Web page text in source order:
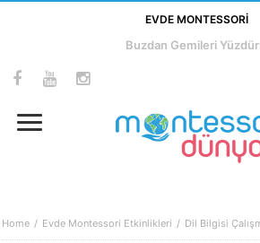
EVDE MONTESSORI
Buzdan Gemileri
Home Evde Montessori Etkinlikleri Dil Bilgisi